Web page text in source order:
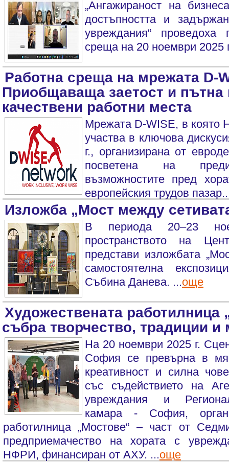
„Ангажираност на
достъпността и
увреждания“ проведоха
среща на 20 ноември 2025
Работна среща на мрежата D-
Приобщаваща заетост и пътна
качествени работни места
Мрежата D-WISE, в която
участва в ключова
г., организирана от
посветена на
възможностите пред
европейския трудов
Изложба „Мост между
В периода 20–23
пространството на
представи изложбата
самостоятелна
Събина Данева. ...още
Художествената работилница
събра творчество, традиции и
На 20 ноември 2025 г.
София се превърна в
креативност и силна
със съдействието на
увреждания и
камара - София,
работилница „Мостове“ – част от
предприемачество на хората с
НФРИ, финансиран от АХУ. ...още